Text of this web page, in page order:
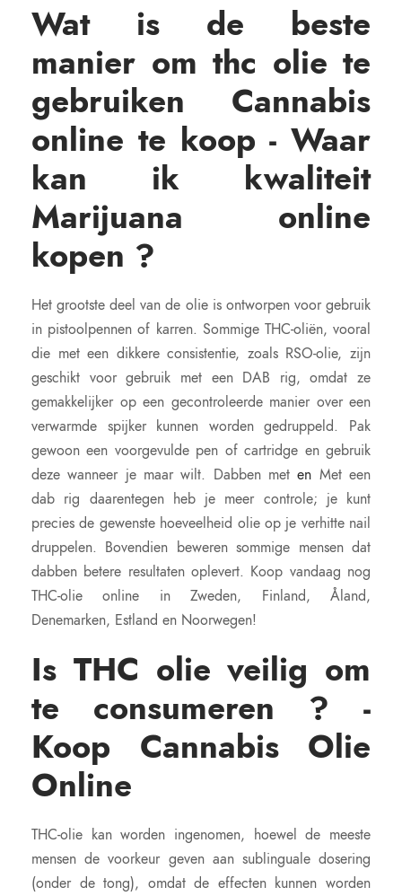
Wat is de beste
manier om thc olie te
gebruiken Cannabis
online te koop - Waar
kan ik kwaliteit
Marijuana online
kopen ?
Het grootste deel van de olie is ontworpen voor gebruik
in pistoolpennen of karren. Sommige THC-oliën, vooral
die met een dikkere consistentie, zoals RSO-olie, zijn
geschikt voor gebruik met een DAB rig, omdat ze
gemakkelijker op een gecontroleerde manier over een
verwarmde spijker kunnen worden gedruppeld. Pak
gewoon een voorgevulde pen of cartridge en gebruik
deze wanneer je maar wilt. Dabben meten Met een
dab rig daarentegen heb je meer controle; je kunt
precies de gewenste hoeveelheid olie op je verhitte nail
druppelen. Bovendien beweren sommige mensen dat
dabben betere resultaten oplevert. Koop vandaag nog
THC-olie online in Zweden, Finland, Åland,
Denemarken, Estland en Noorwegen!
Is THC olie veilig om
te consumeren ? -
Koop Cannabis Olie
Online
THC-olie kan worden ingenomen, hoewel de meeste
mensen de voorkeur geven aan sublinguale dosering
(onder de tong), omdat de effecten kunnen worden